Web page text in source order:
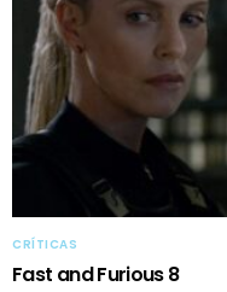
CRÍTICAS
Fast and Furious 8